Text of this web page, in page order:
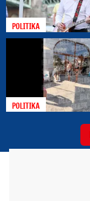
POLITIKA
POLITIKA